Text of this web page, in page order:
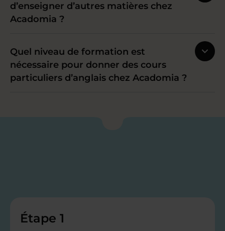
d’enseigner d’autres matières chez
Acadomia ?
Quel niveau de formation est
nécessaire pour donner des cours
particuliers d’anglais chez Acadomia ?
Étape 1